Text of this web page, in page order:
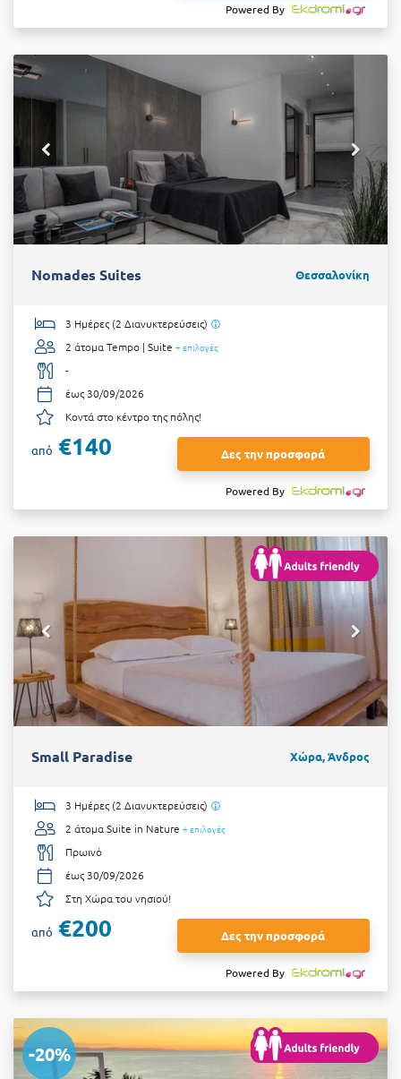
Powered By
Nomades Suites Θεσσαλονίκη
3 Ημέρες (2 Διανυκτερεύσεις)
2 άτομα Tempo | Suite + επιλογές
-
έως 30/09/2026
Κοντά στο κέντρο της πόλης!
από €140 Δες την προσφορά
Powered By
Small Paradise Χώρα, Άνδρος
3 Ημέρες (2 Διανυκτερεύσεις)
2 άτομα Suite in Nature + επιλογές
Πρωινό
έως 30/09/2026
Στη Χώρα του νησιού!
από €200 Δες την προσφορά
Powered By
-20%